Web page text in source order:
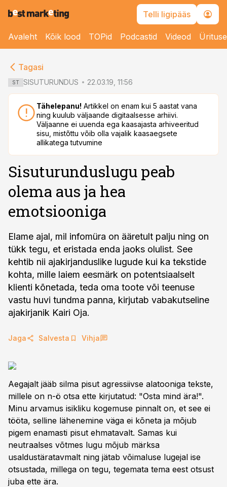
Telli ligipääs
Avaleht Kõik lood TOPid Podcastid Videod
Tagasi
ST SISUTURUNDUS 22.03.19, 11:56
Tähelepanu! Artikkel on enam kui 5 aastat vana
ning kuulub väljaande digitaalsesse arhiivi.
Väljaanne ei uuenda ega kaasajasta arhiveeritud
sisu, mistõttu võib olla vajalik kaasaegsete
allikatega tutvumine
Sisuturunduslugu peab
olema aus ja hea
emotsiooniga
Elame ajal, mil infomüra on ääretult palju ning on
tükk tegu, et eristada enda jaoks olulist. See
kehtib nii ajakirjanduslike lugude kui ka tekstide
kohta, mille laiem eesmärk on potentsiaalselt
klienti kõnetada, teda oma toote või teenuse
vastu huvi tundma panna, kirjutab vabakutseline
ajakirjanik Kairi Oja.
Jaga Salvesta Vihja
Aegajalt jääb silma pisut agressiivse alatooniga tekste,
millele on n-ö otsa ette kirjutatud: "Osta mind ära!".
Minu arvamus isikliku kogemuse pinnalt on, et see ei
tööta, selline lähenemine väga ei kõneta ja mõjub
pigem enamasti pisut ehmatavalt. Samas kui
neutraalses võtmes lugu mõjub märksa
usaldustäratavmalt ning jätab võimaluse lugejal ise
otsustada, millega on tegu, tegemata tema eest otsust
juba ette ära.